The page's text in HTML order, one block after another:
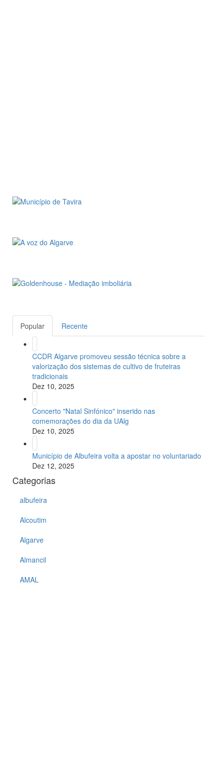
Popular Recente
CCDR Algarve promoveu sessão técnica sobre a
valorização dos sistemas de cultivo de fruteiras
tradicionais
Dez 10, 2025
Concerto "Natal Sinfónico" inserido nas
comemorações do dia da UAlg
Dez 10, 2025
Município de Albufeira volta a apostar no voluntariado
Dez 12, 2025
Categorias
albufeira
Alcoutim
Algarve
Almancil
AMAL